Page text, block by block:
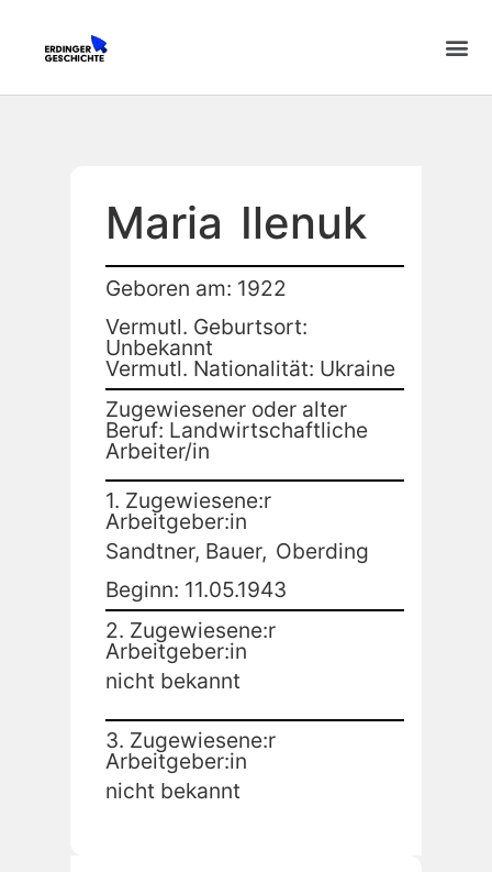
Maria Ilenuk
Geboren am: 1922
Vermutl. Geburtsort:
Unbekannt
Vermutl. Nationalität: Ukraine
Zugewiesener oder alter
Beruf: Landwirtschaftliche
Arbeiter/in
1. Zugewiesene:r
Arbeitgeber:in
Sandtner, Bauer, Oberding
Beginn: 11.05.1943
2. Zugewiesene:r
Arbeitgeber:in
nicht bekannt
3. Zugewiesene:r
Arbeitgeber:in
nicht bekannt